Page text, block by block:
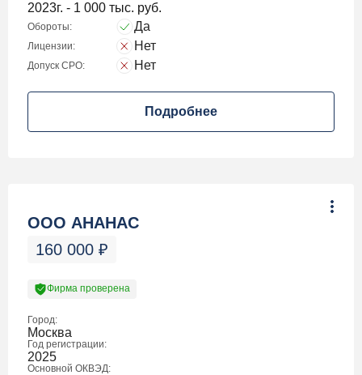
2023г. - 1 000 тыс. руб.
Обороты: Да
Лицензии: Нет
Допуск СРО: Нет
Подробнее
ООО АНАНАС
160 000 ₽
Фирма проверена
Город:
Москва
Год регистрации:
2025
Основной ОКВЭД: